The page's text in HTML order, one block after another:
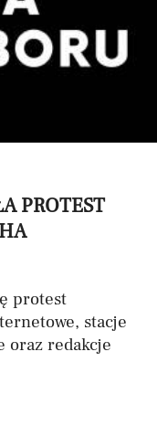
PROTEST
protest
stacje
oraz redakcje